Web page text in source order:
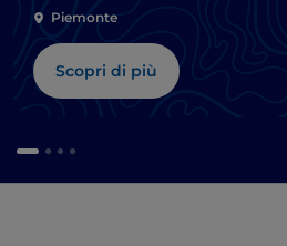
Piemonte
Scopri di più